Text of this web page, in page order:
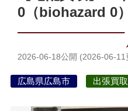
0（biohazard 0
2026-06-18公開 (2026-06-11
広島県広島市 出張買取